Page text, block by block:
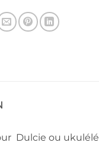
Dulcie ou ukulélé